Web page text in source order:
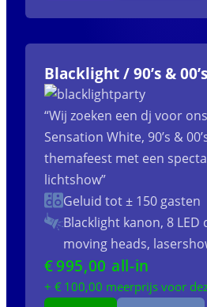
Blacklight / 90’s &
“Wij zoeken een dj voor
Sensation White, 90’s &
themafeest met een
lichtshow”
Geluid tot ± 150 gasten
Blacklight kanon, 8 LED
moving heads,
€995,00 all-in
+ € 100,00 meerprijs voor